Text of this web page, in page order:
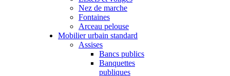
Nez de marche
Fontaines
Arceau pelouse
Mobilier urbain standard
Assises
Bancs publics
Banquettes
publiques